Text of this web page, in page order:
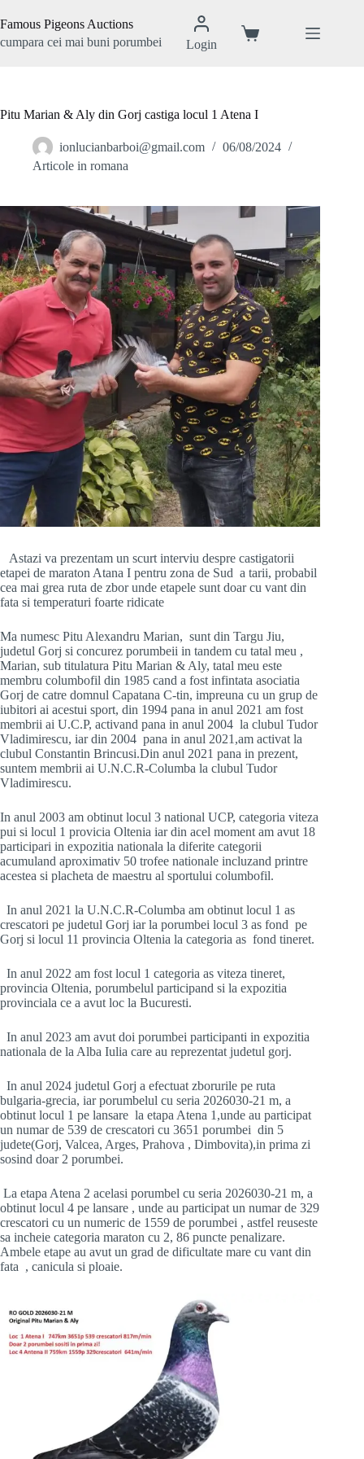
la
Famous Pigeons Auctions
cumpara cei mai buni porumbei
Login
Coș
Pitu Marian & Aly din Gorj castiga locul 1 Atena I
ionlucianbarboi@gmail.com
06/08/2024
Articole in romana
Astazi va prezentam un scurt interviu despre castigatorii
etapei de maraton Atana I pentru zona de Sud a tarii, probabil
cea mai grea ruta de zbor unde etapele sunt doar cu vant din
fata si temperaturi foarte ridicate
Ma numesc Pitu Alexandru Marian, sunt din Targu Jiu,
judetul Gorj si concurez porumbeii in tandem cu tatal meu ,
Marian, sub titulatura Pitu Marian & Aly, tatal meu este
membru columbofil din 1985 cand a fost infintata asociatia
Gorj de catre domnul Capatana C-tin, impreuna cu un grup de
iubitori ai acestui sport, din 1994 pana in anul 2021 am fost
membrii ai U.C.P, activand pana in anul 2004 la clubul Tudor
Vladimirescu, iar din 2004 pana in anul 2021,am activat la
clubul Constantin Brincusi.Din anul 2021 pana in prezent,
suntem membrii ai U.N.C.R-Columba la clubul Tudor
Vladimirescu.
In anul 2003 am obtinut locul 3 national UCP, categoria viteza
pui si locul 1 provicia Oltenia iar din acel moment am avut 18
participari in expozitia nationala la diferite categorii
acumuland aproximativ 50 trofee nationale incluzand printre
acestea si placheta de maestru al sportului columbofil.
In anul 2021 la U.N.C.R-Columba am obtinut locul 1 as
crescatori pe judetul Gorj iar la porumbei locul 3 as fond pe
Gorj si locul 11 provincia Oltenia la categoria as fond tineret.
In anul 2022 am fost locul 1 categoria as viteza tineret,
provincia Oltenia, porumbelul participand si la expozitia
provinciala ce a avut loc la Bucuresti.
In anul 2023 am avut doi porumbei participanti in expozitia
nationala de la Alba Iulia care au reprezentat judetul gorj.
In anul 2024 judetul Gorj a efectuat zborurile pe ruta
bulgaria-grecia, iar porumbelul cu seria 2026030-21 m, a
obtinut locul 1 pe lansare la etapa Atena 1,unde au participat
un numar de 539 de crescatori cu 3651 porumbei din 5
judete(Gorj, Valcea, Arges, Prahova , Dimbovita),in prima zi
sosind doar 2 porumbei.
La etapa Atena 2 acelasi porumbel cu seria 2026030-21 m, a
obtinut locul 4 pe lansare , unde au participat un numar de 329
crescatori cu un numeric de 1559 de porumbei , astfel reuseste
sa incheie categoria maraton cu 2, 86 puncte penalizare.
Ambele etape au avut un grad de dificultate mare cu vant din
fata , canicula si ploaie.